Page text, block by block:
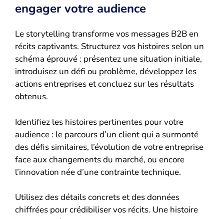
engager votre audience
Le storytelling transforme vos messages B2B en
récits captivants. Structurez vos histoires selon un
schéma éprouvé : présentez une situation initiale,
introduisez un défi ou problème, développez les
actions entreprises et concluez sur les résultats
obtenus.
Identifiez les histoires pertinentes pour votre
audience : le parcours d’un client qui a surmonté
des défis similaires, l’évolution de votre entreprise
face aux changements du marché, ou encore
l’innovation née d’une contrainte technique.
Utilisez des détails concrets et des données
chiffrées pour crédibiliser vos récits. Une histoire